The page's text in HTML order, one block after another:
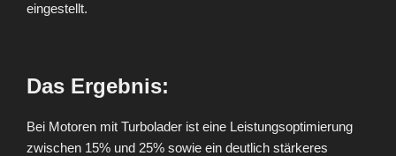
eingestellt.
Das Ergebnis:
Bei Motoren mit Turbolader ist eine Leistungsoptimierung
zwischen 15% und 25% sowie ein deutlich stärkeres